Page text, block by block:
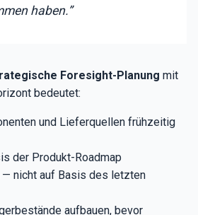
haben.”
Foresight-Planung mit
bedeutet:
und Lieferquellen frühzeitig
der Produkt-Roadmap
nicht auf Basis des letzten
aufbauen, bevor